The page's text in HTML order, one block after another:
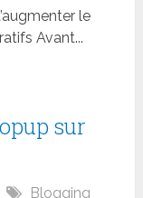
le
Avant...
sur
Blogging